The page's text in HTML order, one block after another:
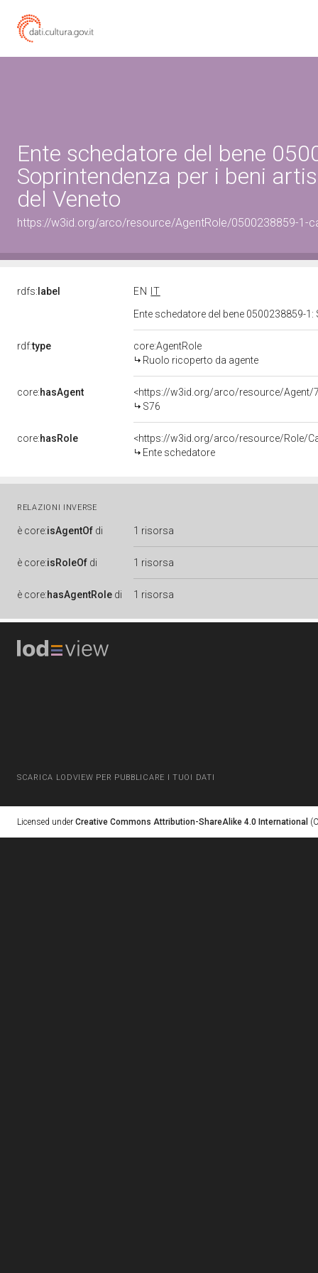
Ente schedatore del bene
Soprintendenza per i beni
del Veneto
https://w3id.org/arco/resource/AgentRole/0500238859-1-
rdfs: label EN
IT
Ente schedatore del bene 0500238859-
rdf:type
core:AgentRole
Ruolo ricoperto da agente
core:hasAgent
<https://w3id.org/arco/resource/Agent/
S76
core:hasRole
<https://w3id.org/arco/resource/Role/
Ente schedatore
RELAZIONI INVERSE
è core:isAgentOf di 1 risorsa
è core:isRoleOf di 1 risorsa
è core:hasAgentRole di 1 risorsa
SCARICA LODVIEW PER PUBBLICARE I TUOI DATI
Licensed under Creative Commons Attribution-ShareAlike 4.0 International